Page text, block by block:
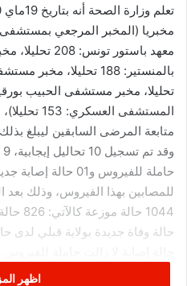
معهد باستور
متابعة المرضى السابقين ليبلغ بذلك
حاملة للفيروس و01
للمصابين بهذا الفيروس، وذلك بعد
مقيمين حاليا في المستشفيات.
اظهر